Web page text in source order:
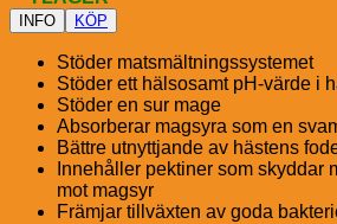
INFO KÖP
Stöder matsmältningssystemet
Stöder ett hälsosamt pH-värde i
Stöder en sur mage
Absorberar magsyra som en
Bättre utnyttjande av hästens
Innehåller pektiner som skyddar
mot magsyr
Främjar tillväxten av goda